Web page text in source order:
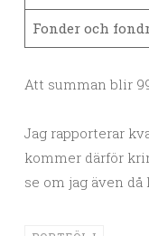
Fonder och
Att summan blir
Jag rapporterar
kommer därför
se om jag även